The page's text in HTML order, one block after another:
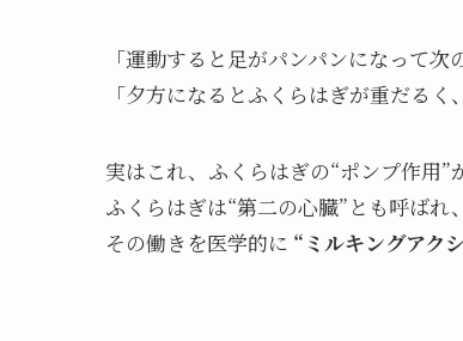
「運動すると足がパンパンになって次
「夕方になるとふくらはぎが重だる
実はこれ、ふくらはぎの“ポンプ作用”
ふくらはぎは“第二の心臓”とも呼ばれ
その働きを医学的に “ミルキングアク